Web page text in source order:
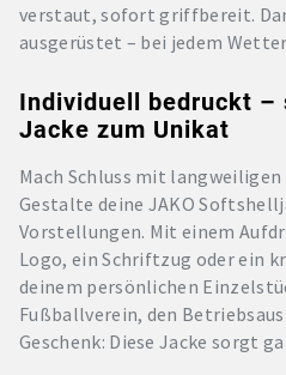
verstaut, sofort griffbereit.
ausgerüstet – bei jedem
Individuell bedruckt –
Jacke zum Unikat
Mach Schluss mit langweiligen
Gestalte deine JAKO
Vorstellungen. Mit einem
Logo, ein Schriftzug oder ein
deinem persönlichen
Fußballverein, den
Geschenk: Diese Jacke sorgt